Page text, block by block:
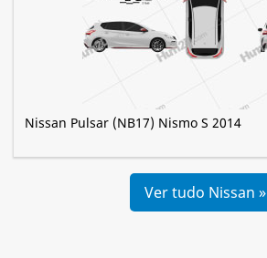
Nissan Pulsar (NB17) Nismo S 2014
Ver tudo Nissan »